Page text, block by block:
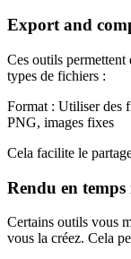
Export and
Ces outils permettent
types de fichiers :
Format : Utiliser des
PNG, images fixes
Cela facilite le
Rendu en temps
Certains outils vous
vous la créez. Cela